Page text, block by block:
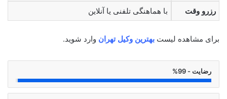
رزرو وقت با هماهنگی تلفنی یا آنلاین
برای مشاهده لیست بهترین وکیل تهران وارد شوید.
رضایت - 99%